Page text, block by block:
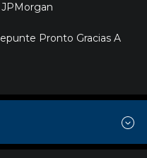
Pronto Gracias A